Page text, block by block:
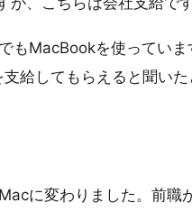
もMacBookを使っていま
給してもらえると聞い
に変わりました。前職